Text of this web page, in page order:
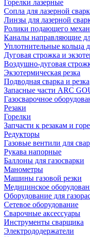
Горелки лазерные
Сопла для лазерной
Линзы для лазерной
Ролики подающего
Каналы направляющие
Уплотнительные кольца
Дуговая строжка и
Воздушно-дуговая
Экзотермическая резка
Подводная сварка и резка
Запасные части ARC
Газосварочное
Резаки
Горелки
Запчасти к резакам и
Редукторы
Газовые вентили для
Рукава напорные
Баллоны для газосварки
Манометры
Машины газовой резки
Медицинское
Оборудование для
Сетевое оборудование
Сварочные аксессуары
Инструменты сварщика
Электрододержатели